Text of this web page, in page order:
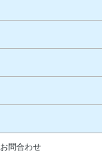
お問合わせ